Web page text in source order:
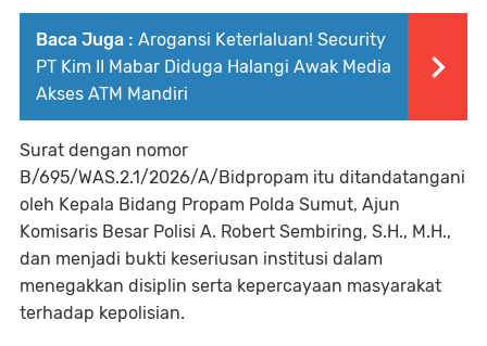
Baca Juga : Arogansi Keterlaluan! Security
PT Kim II Mabar Diduga Halangi Awak Media
Akses ATM Mandiri
Surat dengan nomor
B/695/WAS.2.1/2026/A/Bidpropam itu ditandatangani
oleh Kepala Bidang Propam Polda Sumut, Ajun
Komisaris Besar Polisi A. Robert Sembiring, S.H., M.H.,
dan menjadi bukti keseriusan institusi dalam
menegakkan disiplin serta kepercayaan masyarakat
terhadap kepolisian.